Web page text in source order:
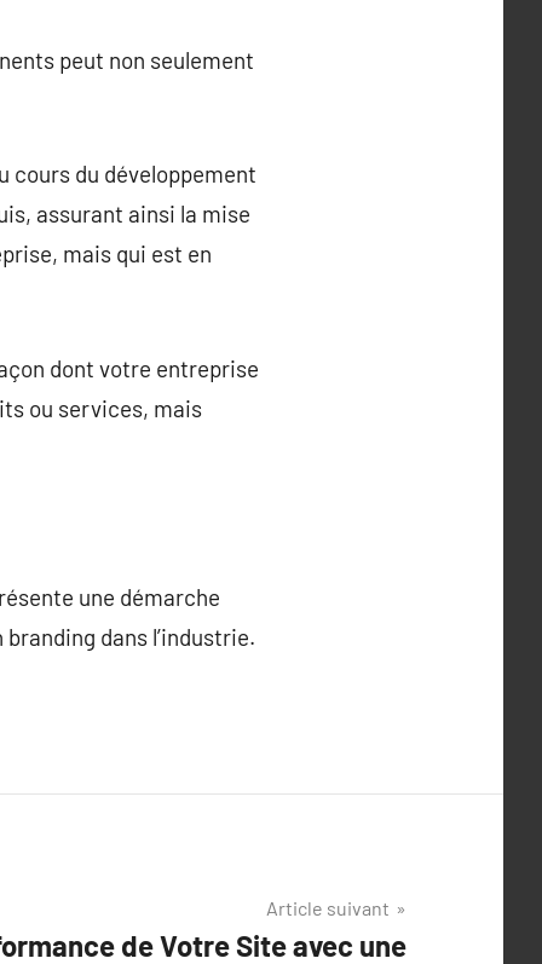
peut non seulement
cours du développement
assurant ainsi la mise
mais qui est en
dont votre entreprise
ou services, mais
une démarche
dans l’industrie.
Article suivant
de Votre Site avec une